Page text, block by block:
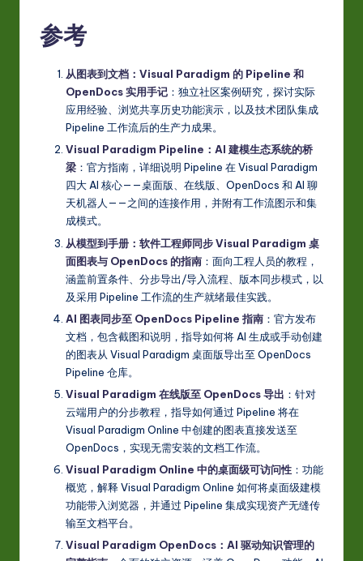
参考
从图表到文档：Visual Paradigm 的 Pipeline 和
OpenDocs 实用手记 ：独立社区案例研究，探讨实际
应用经验、浏览共享历史功能演示，以及技术团队集成
Pipeline 工作流后的生产力成果。
Visual Paradigm Pipeline：AI 建模生态系统的桥
梁 ：官方指南，详细说明 Pipeline 在 Visual Paradigm
四大 AI 核心——桌面版、在线版、OpenDocs 和 AI 聊
天机器人——之间的连接作用，并附有工作流图示和集
成模式。
从模型到手册：软件工程师同步 Visual Paradigm 桌
面图表与 OpenDocs 的指南 ：面向工程人员的教程，
涵盖前置条件、分步导出/导入流程、版本同步模式，以
及采用 Pipeline 工作流的生产就绪最佳实践。
AI 图表同步至 OpenDocs Pipeline 指南 ：官方发布
文档，包含截图和说明，指导如何将 AI 生成或手动创建
的图表从 Visual Paradigm 桌面版导出至 OpenDocs
Pipeline 仓库。
Visual Paradigm 在线版至 OpenDocs 导出 ：针对
云端用户的分步教程，指导如何通过 Pipeline 将在
Visual Paradigm Online 中创建的图表直接发送至
OpenDocs，实现无需安装的文档工作流。
Visual Paradigm Online 中的桌面级可访问性 ：功能
概览，解释 Visual Paradigm Online 如何将桌面级建模
功能带入浏览器，并通过 Pipeline 集成实现资产无缝传
输至文档平台。
Visual Paradigm OpenDocs：AI 驱动知识管理的